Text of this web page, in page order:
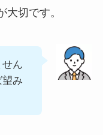
切です。
ん
み